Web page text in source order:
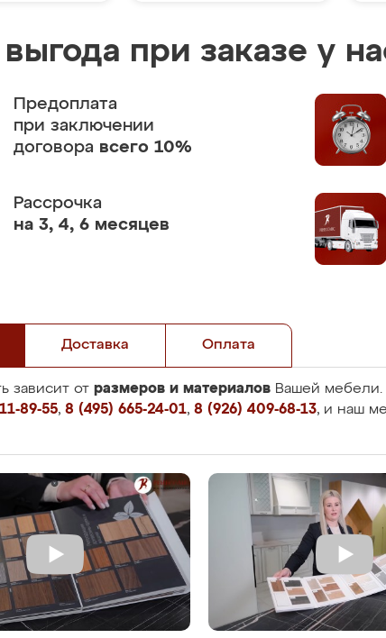
при заказе у
Предоплата
при заключении
договора всего 10%
Рассрочка
на 3, 4, 6 месяцев
Доставка Оплата
зависит от размеров и материалов Вашей мебели.
89-55, 8 (495) 665-24-01, 8 (926) 409-68-13, и наш